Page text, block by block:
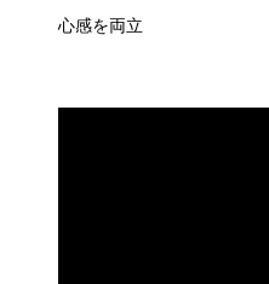
心感を両立